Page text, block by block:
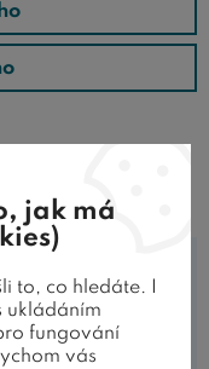
doložnic, ale
komfortu, stylu a
a dopřejte si
kategorii
jak má
to, co hledáte. I
ukládáním
fungování
vás